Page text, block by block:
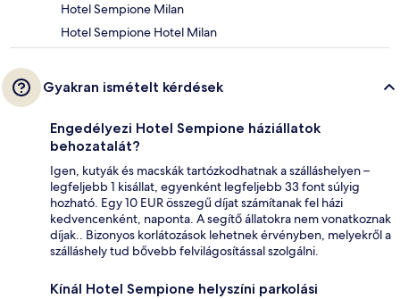
Hotel Sempione Milan
Hotel Sempione Hotel Milan
Gyakran ismételt kérdések
Engedélyezi Hotel Sempione háziállatok
behozatalát?
Igen, kutyák és macskák tartózkodhatnak a szálláshelyen –
legfeljebb 1 kisállat, egyenként legfeljebb 33 font súlyig
hozható. Egy 10 EUR összegű díjat számítanak fel házi
kedvencenként, naponta. A segítő állatokra nem vonatkoznak
díjak.. Bizonyos korlátozások lehetnek érvényben, melyekről a
szálláshely tud bővebb felvilágosítással szolgálni.
Kínál Hotel Sempione helyszíni parkolási